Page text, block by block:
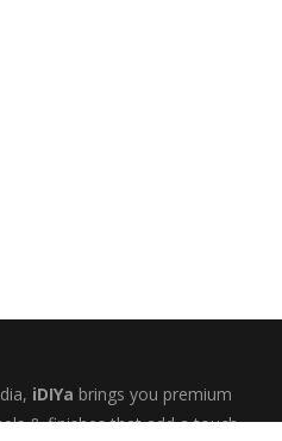
iDIYa brings you premium
& finishes that add a touch